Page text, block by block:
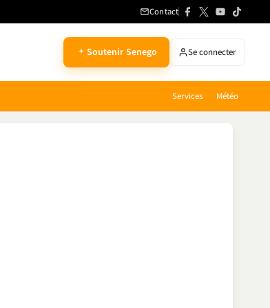
Contact
Soutenir Senego Se connecter
Services Météo